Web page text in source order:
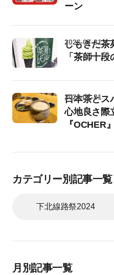
ーン
しもきた茶
「茶師十
2026-07-31
日本茶とス
心地良さ際
『OCHER
2026-07-31
カテゴリー別記事一覧
月別記事一覧